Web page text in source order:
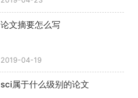
论文摘要怎么写
2019-04-19
sci属于什么级别的论文